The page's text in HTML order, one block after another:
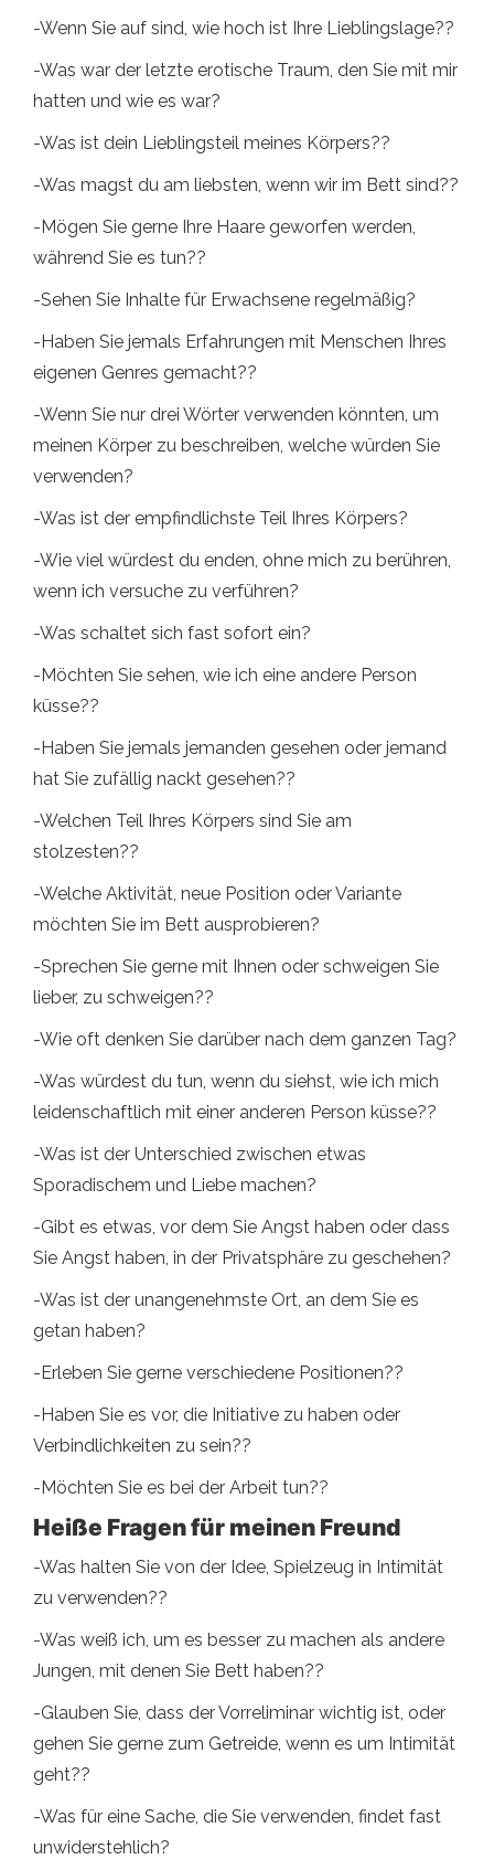
-Wenn Sie auf sind, wie hoch ist Ihre Lieblingslage??
-Was war der letzte erotische Traum, den Sie mit mir
hatten und wie es war?
-Was ist dein Lieblingsteil meines Körpers??
-Was magst du am liebsten, wenn wir im Bett sind??
-Mögen Sie gerne Ihre Haare geworfen werden,
während Sie es tun??
-Sehen Sie Inhalte für Erwachsene regelmäßig?
-Haben Sie jemals Erfahrungen mit Menschen Ihres
eigenen Genres gemacht??
-Wenn Sie nur drei Wörter verwenden könnten, um
meinen Körper zu beschreiben, welche würden Sie
verwenden?
-Was ist der empfindlichste Teil Ihres Körpers?
-Wie viel würdest du enden, ohne mich zu berühren,
wenn ich versuche zu verführen?
-Was schaltet sich fast sofort ein?
-Möchten Sie sehen, wie ich eine andere Person
küsse??
-Haben Sie jemals jemanden gesehen oder jemand
hat Sie zufällig nackt gesehen??
-Welchen Teil Ihres Körpers sind Sie am
stolzesten??
-Welche Aktivität, neue Position oder Variante
möchten Sie im Bett ausprobieren?
-Sprechen Sie gerne mit Ihnen oder schweigen Sie
lieber, zu schweigen??
-Wie oft denken Sie darüber nach dem ganzen Tag?
-Was würdest du tun, wenn du siehst, wie ich mich
leidenschaftlich mit einer anderen Person küsse??
-Was ist der Unterschied zwischen etwas
Sporadischem und Liebe machen?
-Gibt es etwas, vor dem Sie Angst haben oder dass
Sie Angst haben, in der Privatsphäre zu geschehen?
-Was ist der unangenehmste Ort, an dem Sie es
getan haben?
-Erleben Sie gerne verschiedene Positionen??
-Haben Sie es vor, die Initiative zu haben oder
Verbindlichkeiten zu sein??
-Möchten Sie es bei der Arbeit tun??
Heiße Fragen für meinen Freund
-Was halten Sie von der Idee, Spielzeug in Intimität
zu verwenden??
-Was weiß ich, um es besser zu machen als andere
Jungen, mit denen Sie Bett haben??
-Glauben Sie, dass der Vorreliminar wichtig ist, oder
gehen Sie gerne zum Getreide, wenn es um Intimität
geht??
-Was für eine Sache, die Sie verwenden, findet fast
unwiderstehlich?